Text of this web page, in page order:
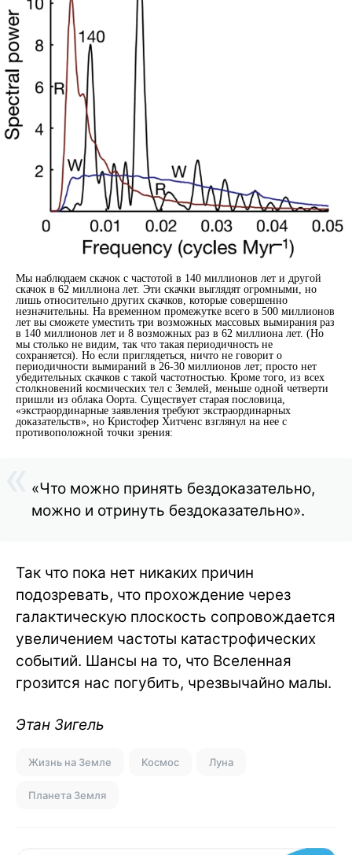
Мы наблюдаем скачок с частотой в 140 миллионов лет и другой
скачок в 62 миллиона лет. Эти скачки выглядят огромными, но
лишь относительно других скачков, которые совершенно
незначительны. На временном промежутке всего в 500 миллионов
лет вы сможете уместить три возможных массовых вымирания раз
в 140 миллионов лет и 8 возможных раз в 62 миллиона лет. (Но
мы столько не видим, так что такая периодичность не
сохраняется). Но если приглядеться, ничто не говорит о
периодичности вымираний в 26-30 миллионов лет; просто нет
убедительных скачков с такой частотностью. Кроме того, из всех
столкновений космических тел с Землей, меньше одной четверти
пришли из облака Оорта. Существует старая пословица,
«экстраординарные заявления требуют экстраординарных
доказательств», но Кристофер Хитченс взглянул на нее с
противоположной точки зрения:
«Что можно принять бездоказательно,
можно и отринуть бездоказательно».
Так что пока нет никаких причин
подозревать, что прохождение через
галактическую плоскость сопровождается
увеличением частоты катастрофических
событий. Шансы на то, что Вселенная
грозится нас погубить, чрезвычайно малы.
Этан Зигель
Жизнь на Земле Космос Луна
Планета Земля